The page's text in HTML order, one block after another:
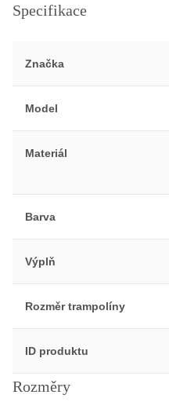
Specifikace
Značka
Model
Materiál
Barva
Výplň
Rozměr trampolíny
ID produktu
Rozměry